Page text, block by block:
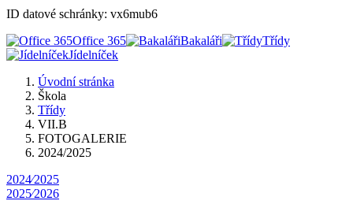
ID datové schránky: vx6mub6
Office 365
Bakaláři
Třídy
Jídelníček
Úvodní stránka
Škola
Třídy
VII.B
FOTOGALERIE
2024/2025
2024⁄2025
2025⁄2026